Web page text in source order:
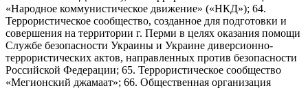
«Народное коммунистическое движение» («НКД»); 64.
Террористическое сообщество, созданное для подготовки и
совершения на территории г. Перми в целях оказания помощи
Службе безопасности Украины и Украине диверсионно-
террористических актов, направленных против безопасности
Российской Федерации; 65. Террористическое сообщество
«Мегионский джамаат»; 66. Общественная организация